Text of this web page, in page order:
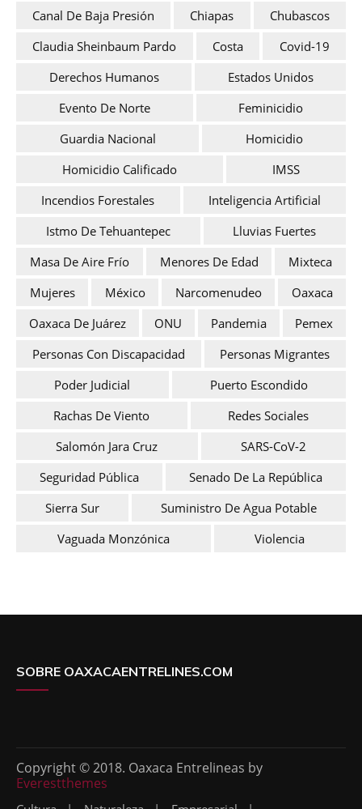
Canal De Baja Presión
Chiapas
Chubascos
Claudia Sheinbaum Pardo
Costa
Covid-19
Derechos Humanos
Estados Unidos
Evento De Norte
Feminicidio
Guardia Nacional
Homicidio
Homicidio Calificado
IMSS
Incendios Forestales
Inteligencia Artificial
Istmo De Tehuantepec
Lluvias Fuertes
Masa De Aire Frío
Menores De Edad
Mixteca
Mujeres
México Narcomenudeo
Oaxaca
Oaxaca De Juárez
ONU Pandemia
Pemex
Personas Con Discapacidad
Personas Migrantes
Poder Judicial
Puerto Escondido
Rachas De Viento
Redes Sociales
Salomón Jara Cruz
SARS-CoV-2
Seguridad Pública
Senado De La República
Sierra Sur
Suministro De Agua Potable
Vaguada Monzónica
Violencia
SOBRE OAXACAENTRELINES.COM
Copyright © 2018. Oaxaca Entrelineas by
Everestthemes